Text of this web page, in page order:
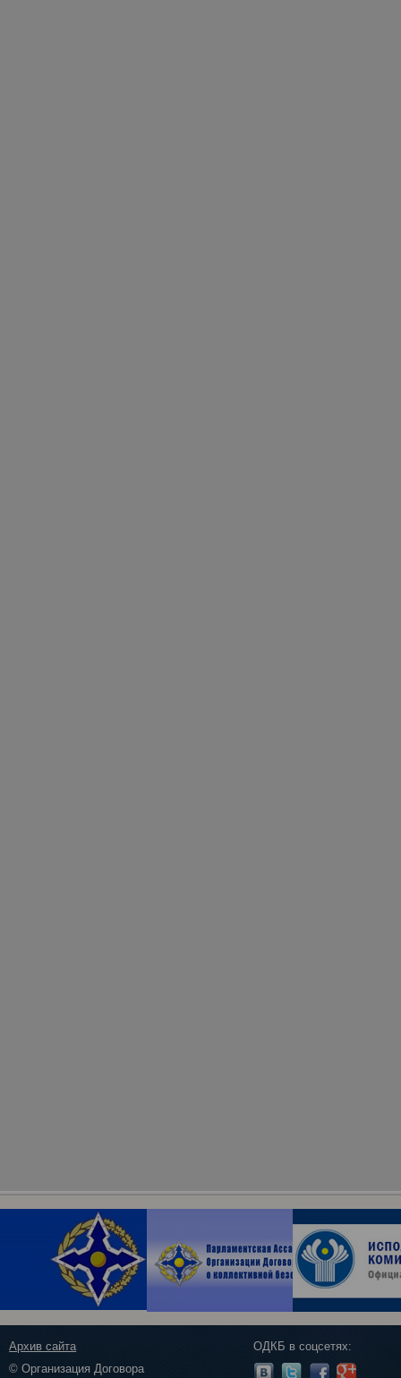
Архив сайта
© Организация Договора
ОДКБ в соцсетях: